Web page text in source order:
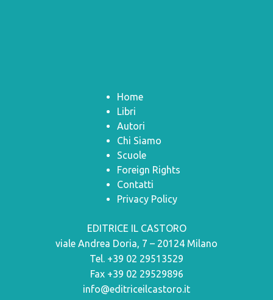
Home
Libri
Autori
Chi Siamo
Scuole
Foreign Rights
Contatti
Privacy Policy
EDITRICE IL CASTORO
viale Andrea Doria, 7 – 20124 Milano
Tel. +39 02 29513529
Fax +39 02 29529896
info@editriceilcastoro.it